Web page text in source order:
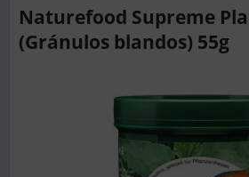
Naturefood Supreme
(Gránulos blandos) 55g